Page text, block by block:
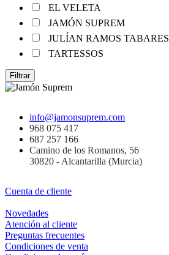
EL VELETA
JAMÓN SUPREM
JULÍAN RAMOS TABARES
TARTESSOS
Filtrar
info@jamonsuprem.com
968 075 417
687 257 166
Camino de los Romanos, 56
30820 - Alcantarilla (Murcia)
Cuenta de cliente
Novedades
Atención al cliente
Preguntas frecuentes
Condiciones de venta